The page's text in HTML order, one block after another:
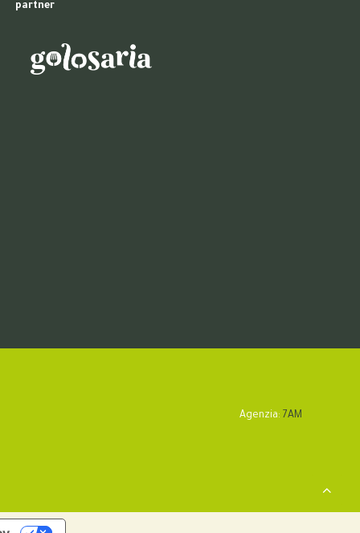
partner
Agenzia: 7AM